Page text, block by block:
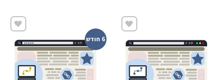
שמור
6 חודש
שמור